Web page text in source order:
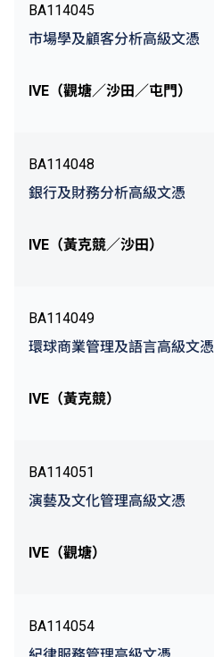
BA114045
市場學及顧客分析高級文憑
IVE（觀塘／沙田／屯門）
BA114048
銀行及財務分析高級文憑
IVE（黃克競／沙田）
BA114049
環球商業管理及語言高級文憑
IVE（黃克競）
BA114051
演藝及文化管理高級文憑
IVE（觀塘）
BA114054